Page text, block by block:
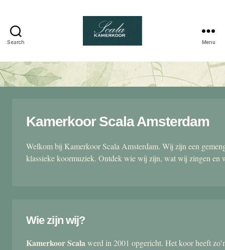
Search
kamerkoor
Menu
Kamerkoor Scala Amsterdam
Welkom bij Kamerkoor Scala Amsterdam. Wij zijn een
klassieke koormuziek. Ontdek wie wij zijn, wat wij zingen en
Wie zijn wij?
Kamerkoor Scalawerd in 2001 opgericht. Het koor heeft